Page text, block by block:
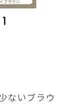
ないブラウ